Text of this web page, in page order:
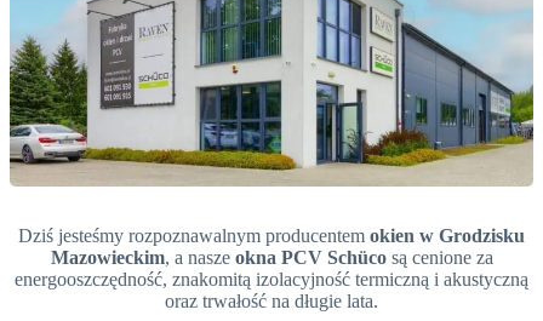
Dziś jesteśmy rozpoznawalnym producentem okien w Grodzisku
Mazowieckim, a nasze okna PCV Schücosą cenione za
energooszczędność, znakomitą izolacyjność termiczną i akustyczną
oraz trwałość na długie lata.